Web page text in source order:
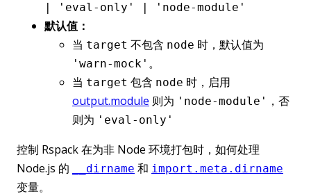
| 'eval-only' | 'node-module'
默认值：
当 target 不包含 node 时，默认值为
'warn-mock' 。
当 target 包含 node 时，启用
output.module 则为 'node-module' ，否
则为 'eval-only'
控制 Rspack 在为非 Node 环境打包时，如何处理
Node.js 的
__dirname 和 import.meta.dirname
变量。